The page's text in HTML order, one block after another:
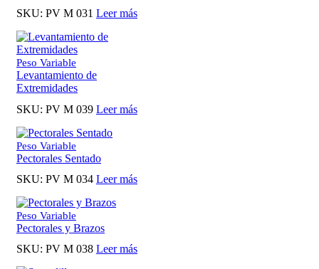
SKU: PV M 031 Leer más
Peso Variable
Levantamiento de
Extremidades
SKU: PV M 039 Leer más
Peso Variable
Pectorales Sentado
SKU: PV M 034 Leer más
Peso Variable
Pectorales y Brazos
SKU: PV M 038 Leer más